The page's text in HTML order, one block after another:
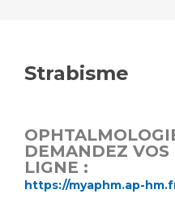
Tarifs
Vous allez être
Vous avez un examen
à réaliser
Vous avez une analyse à
Emploi / formation
Emplois administratifs
Emplois médicaux
Espace Formation
Strabisme
DEMANDEZ VOS
LIGNE :
https://myaphm.ap-